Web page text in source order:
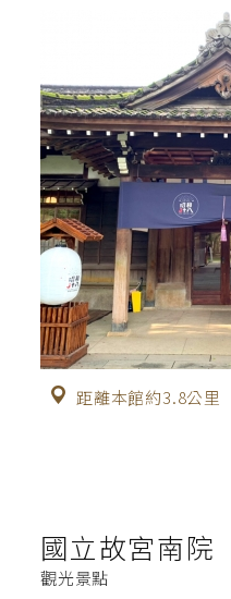
距離本館約3.8公里
國立故宮南院
觀光景點